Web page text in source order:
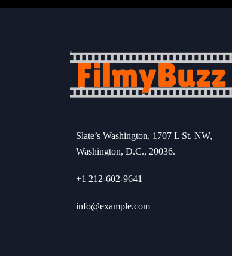
Slate’s Washington, 1707 L St. NW,
Washington, D.C., 20036.
+1 212-602-9641
info@example.com